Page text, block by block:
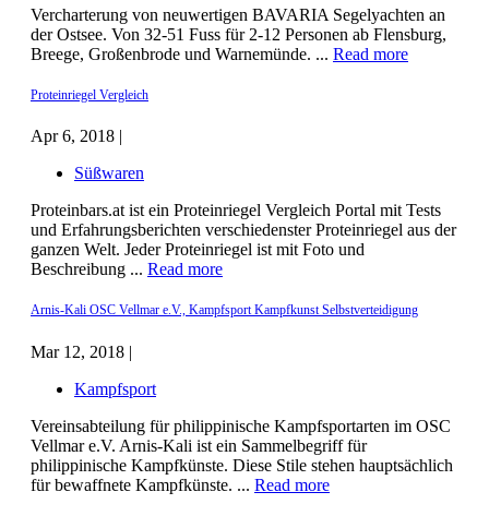
Vercharterung von neuwertigen BAVARIA Segelyachten an
der Ostsee. Von 32-51 Fuss für 2-12 Personen ab Flensburg,
Breege, Großenbrode und Warnemünde. ... Read more
Proteinriegel Vergleich
Apr 6, 2018 |
Süßwaren
Proteinbars.at ist ein Proteinriegel Vergleich Portal mit Tests
und Erfahrungsberichten verschiedenster Proteinriegel aus der
ganzen Welt. Jeder Proteinriegel ist mit Foto und
Beschreibung ... Read more
Arnis-Kali OSC Vellmar e.V., Kampfsport Kampfkunst Selbstverteidigung
Mar 12, 2018 |
Kampfsport
Vereinsabteilung für philippinische Kampfsportarten im OSC
Vellmar e.V. Arnis-Kali ist ein Sammelbegriff für
philippinische Kampfkünste. Diese Stile stehen hauptsächlich
für bewaffnete Kampfkünste. ... Read more